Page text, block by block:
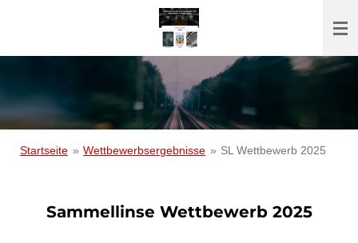
Startseite » Wettbewerbsergebnisse » SL Wettbewerb 2025
Sammellinse Wettbewerb 2025